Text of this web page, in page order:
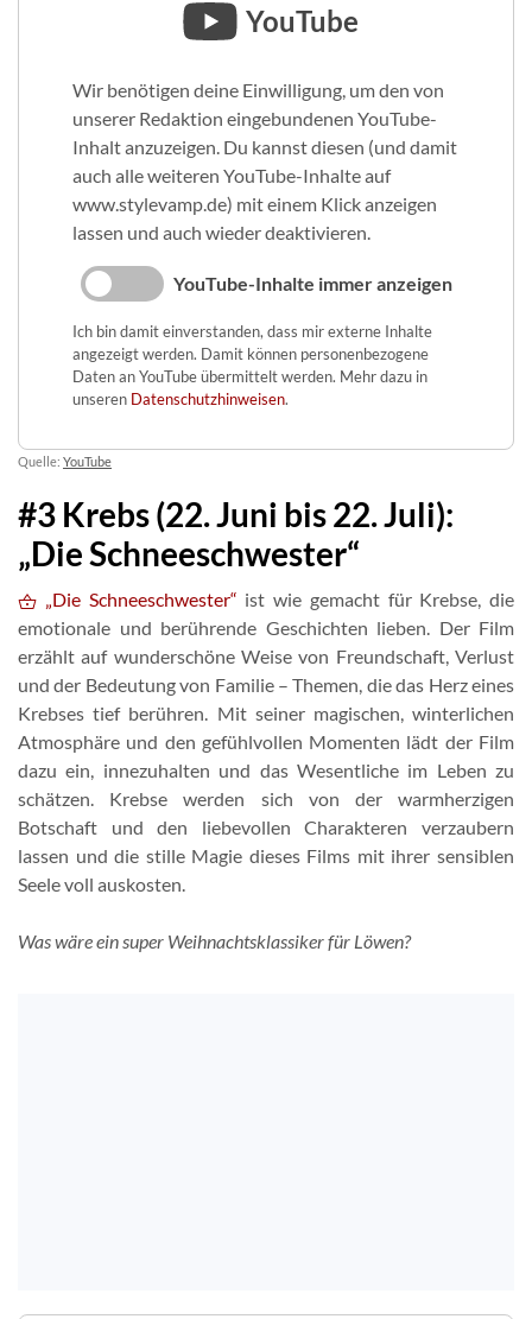
YouTube
Wir benötigen deine Einwilligung, um den von
unserer Redaktion eingebundenen YouTube-
Inhalt anzuzeigen. Du kannst diesen (und damit
auch alle weiteren YouTube-Inhalte auf
www.stylevamp.de) mit einem Klick anzeigen
lassen und auch wieder deaktivieren.
YouTube-Inhalte immer anzeigen
Ich bin damit einverstanden, dass mir externe Inhalte
angezeigt werden. Damit können personenbezogene
Daten an YouTube übermittelt werden. Mehr dazu in
unseren Datenschutzhinweisen.
Quelle: YouTube
#3 Krebs (22. Juni bis 22. Juli):
„Die Schneeschwester“
„Die Schneeschwester“ ist wie gemacht für Krebse, die
emotionale und berührende Geschichten lieben. Der Film
erzählt auf wunderschöne Weise von Freundschaft, Verlust
und der Bedeutung von Familie – Themen, die das Herz eines
Krebses tief berühren. Mit seiner magischen, winterlichen
Atmosphäre und den gefühlvollen Momenten lädt der Film
dazu ein, innezuhalten und das Wesentliche im Leben zu
schätzen. Krebse werden sich von der warmherzigen
Botschaft und den liebevollen Charakteren verzaubern
lassen und die stille Magie dieses Films mit ihrer sensiblen
Seele voll auskosten.
Was wäre ein super Weihnachtsklassiker für Löwen?